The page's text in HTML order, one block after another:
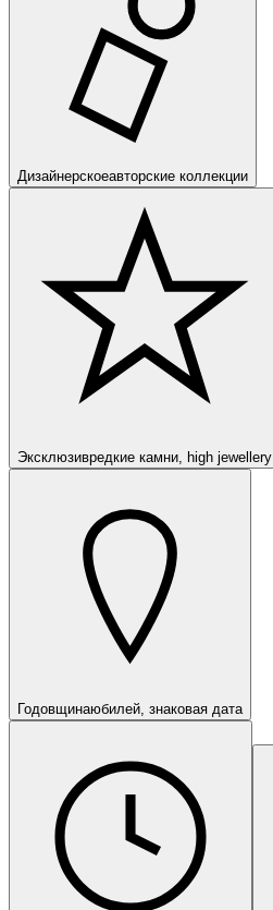
Дизайнерскоеавторские коллекции
Эксклюзивредкие камни, high jewellery
Годовщинаюбилей, знаковая дата